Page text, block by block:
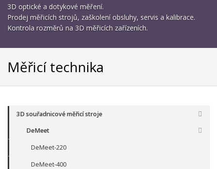
3D optické a dotykové měření.
Prodej měřicích strojů, zaškolení obsluhy, servis a kalibrace.
Kontrola rozměrů na 3D měřicích zařízeních.
Měřicí technika
3D souřadnicové měřicí stroje
DeMeet
DeMeet-220
DeMeet-400